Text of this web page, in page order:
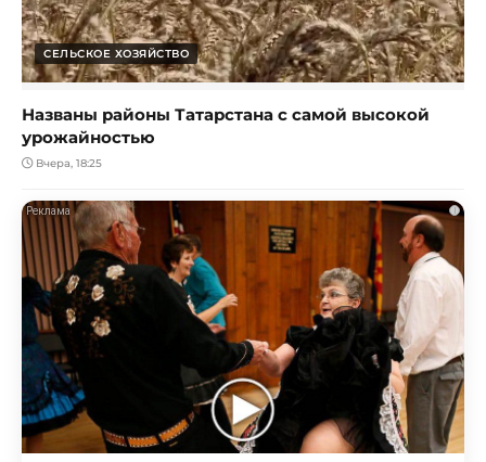
СЕЛЬСКОЕ ХОЗЯЙСТВО
Названы районы Татарстана с самой высокой
урожайностью
Вчера, 18:25
i